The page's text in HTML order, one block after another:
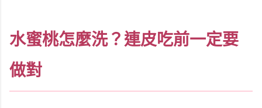
水蜜桃怎麼洗？連皮吃前一定要
做對